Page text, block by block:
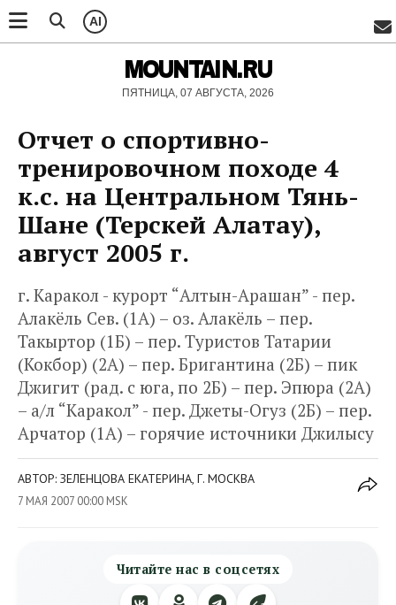
AI
MOUNTAIN.RU
ПЯТНИЦА, 07 АВГУСТА, 2026
Отчет о спортивно-
тренировочном походе 4
к.с. на Центральном Тянь-
Шане (Терскей Алатау),
август 2005 г.
г. Каракол - курорт “Алтын-Арашан” - пер.
Алакёль Сев. (1А) – оз. Алакёль – пер.
Такыртор (1Б) – пер. Туристов Татарии
(Кокбор) (2А) – пер. Бригантина (2Б) – пик
Джигит (рад. с юга, по 2Б) – пер. Эпюра (2А)
– а/л “Каракол” - пер. Джеты-Огуз (2Б) – пер.
Арчатор (1А) – горячие источники Джилысу
АВТОР: ЗЕЛЕНЦОВА ЕКАТЕРИНА, Г. МОСКВА
7 МАЯ 2007 00:00 MSK
Читайте нас в соцсетях